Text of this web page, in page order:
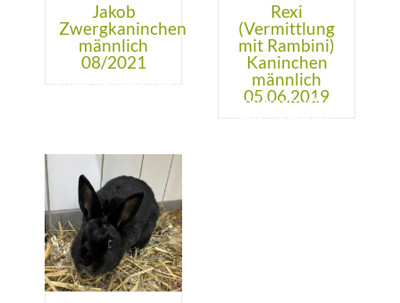
Jakob
Zwergkaninchen
männlich
08/2021
Rexi
(Vermittlung
mit Rambini)
Kaninchen
männlich
05.06.2019